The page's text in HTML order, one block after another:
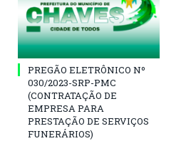
PREGÃO ELETRÔNICO Nº
030/2023-SRP-PMC
(CONTRATAÇÃO DE
EMPRESA PARA
PRESTAÇÃO DE SERVIÇOS
FUNERÁRIOS)